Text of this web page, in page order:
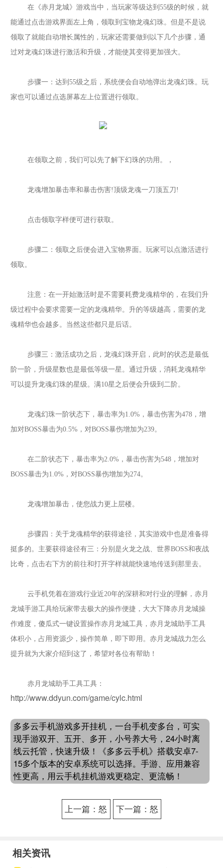
在《赤月龙城》游戏当中，当玩家等级达到55级的时候，就
能通过点击游戏界面左上角，领取到宝物龙魂幻珠。但是不是说
领取了就能自动增长属性的，玩家还需要做到以下几个步骤，通
过对龙魂幻珠进行激活和升级，才能使其变得更加强大。
步骤一：达到55级之后，系统便会自动地弹出龙魂幻珠。玩
家也可以通过点选屏幕左上位置进行领取。
在领取之前，我们可以先了解下幻珠的功用。，
龙魂增加暴击率和暴击伤害!顶级龙魂一刀顶五刀!
点击领取字样便可进行获取。
步骤二：领取之后便会进入宝物界面。玩家可以点激活进行
领取。
注意：在一开始激活时是不需要耗费龙魂精华的，在我们升
级过程中会要求需要一定的龙魂精华。升的等级越高，需要的龙
魂精华也会越多。当然这些都只是后话。
步骤三：激活成功之后，龙魂幻珠开启，此时的状态是最低
阶一阶，升级星数也是最低等级一星。通过升级，消耗龙魂精华
可以提升龙魂幻珠的星级。满10星之后便会升级到二阶。
龙魂幻珠一阶状态下，暴击率为1.0%，暴击伤害为478，增
加对BOSS暴击为0.5%，对BOSS暴伤增加为239。
在二阶状态下，暴击率为2.0%，暴击伤害为548，增加对
BOSS暴击为1.0%，对BOSS暴伤增加为274。
龙魂增加暴击，使您战力更上层楼。
步骤四：关于龙魂精华的获得途径，其实游戏中也是准备得
挺多的。主要获得途径有三：分别是火龙之战、世界BOSS和夜战
比奇，点击右下方的前往和打开字样就能快速地传送到那里去。
云手机凭着在游戏行业近20年的深耕和对行业的理解，赤月
龙城手游工具给玩家带去极大的操作便捷，大大下降赤月龙城操
作难度，傻瓜式一键设置操作赤月龙城工具，赤月龙城助手工具
体积小，占用资源少，操作简单，即下即用。赤月龙城战力怎么
提升就为大家介绍到这了，希望对各位有帮助！
赤月龙城助手工具工具：
http://www.ddyun.com/game/cylc.html
多多云手机游戏多开挂机，一台手机变多台，可实
现手游双开、五开、多开，小号养大号，24小时离
线云托管，快速升级！《多多云手机》搭载安卓7-
15多个版本的安卓系统可以选择。手游、应用兼容
性更高，用云手机挂机游戏更稳定、更流畅！
上一篇：怒
下一篇：怒
相关资讯